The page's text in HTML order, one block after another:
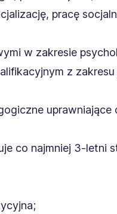
pracę
w zakresie
z
uprawniające
co najmniej 3-letni